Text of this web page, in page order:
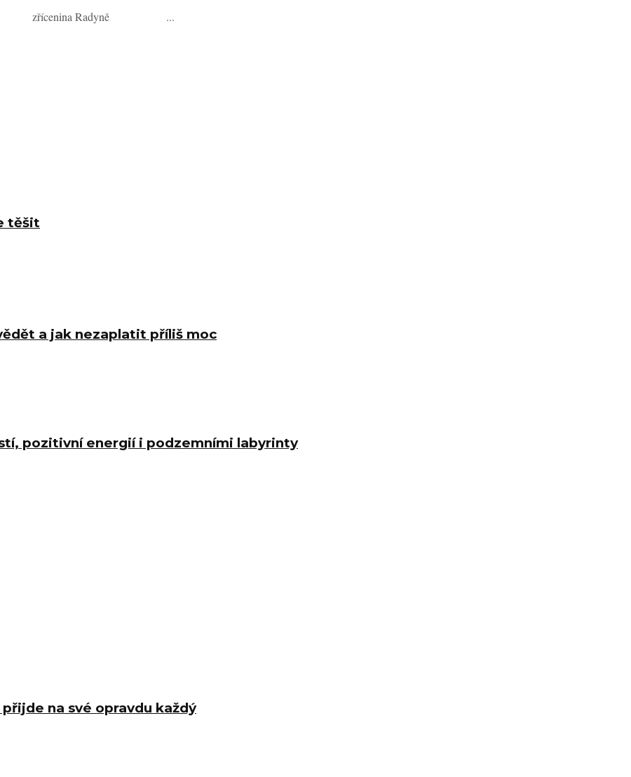
sa/4.0) zřícenina Radyně ...
těšit
a jak nezaplatit příliš moc
pozitivní energií i podzemními labyrinty
na své opravdu každý